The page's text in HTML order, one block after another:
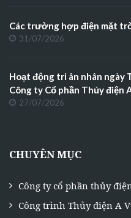
Các trường hợp điện mặt
31/07/2026
Hoạt động tri ân nhân ngày
Công ty Cổ phần Thủy điện
27/07/2026
CHUYÊN MỤC
Công ty cổ phần thủy
Công trình Thủy điện A